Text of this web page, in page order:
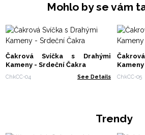
Mohlo by se vám
Čakrová Svíčka s Drahými
Kameny - Srdeční Čakra
ChkCC-04 See Details ChkCC-05
Trendy